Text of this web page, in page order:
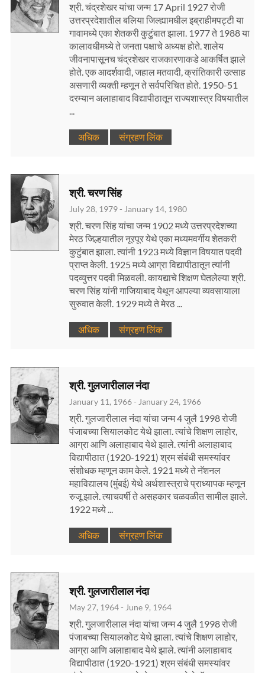
श्री. चंद्रशेखर यांचा जन्म 17 April 1927 रोजी
उत्तरप्रदेशातील बलिया जिल्ह्यामधील इब्राहीमपट्टी या
गावामध्ये एका शेतकरी कुटुंबात झाला. 1977 ते 1988 या
कालावधीमध्ये ते जनता पक्षाचे अध्यक्ष होते. शालेय
जीवनापासूनच चंद्रशेखर राजकारणाकडे आकर्षित झाले
होते. एक आदर्शवादी, जहाल मतवादी, क्रांतिकारी उत्साह
असणारी व्यक्ती म्हणून ते सर्वपरिचित होते. 1950-51
दरम्यान अलाहाबाद विद्यापीठातून राज्यशास्त्र विषयातील
...
अधिक संग्रहण लिंक
श्री. चरण सिंह
July 28, 1979 - January 14, 1980
श्री. चरण सिंह यांचा जन्म 1902 मध्ये उत्तरप्रदेशच्या
मेरठ जिल्हयातील नूरपूर येथे एका मध्यमवर्गीय शेतकरी
कुटुंबात झाला. त्यांनी 1923 मध्ये विज्ञान विषयात पदवी
प्राप्त केली. 1925 मध्ये आग्रा विद्यापीठातून त्यांनी
पदव्युत्तर पदवी मिळवली. कायद्याचे शिक्षण घेतलेल्या श्री.
चरण सिंह यांनी गाजियाबाद येथून आपल्या व्यवसायाला
सुरुवात केली. 1929 मध्ये ते मेरठ ...
अधिक संग्रहण लिंक
श्री. गुलजारीलाल नंदा
January 11, 1966 - January 24, 1966
श्री. गुलजारीलाल नंदा यांचा जन्म 4 जुलै 1998 रोजी
पंजाबच्या सियालकोट येथे झाला. त्यांचे शिक्षण लाहोर,
आग्रा आणि अलाहाबाद येथे झाले. त्यांनी अलाहाबाद
विद्यापीठात (1920-1921) श्रम संबंधी समस्यांवर
संशोधक म्हणून काम केले. 1921 मध्ये ते नॅशनल
महाविद्यालय (मुंबई) येथे अर्थशास्त्राचे प्राध्यापक म्हणून
रुजू झाले. त्याचवर्षी ते असहकार चळवळीत सामील झाले.
1922 मध्ये ...
अधिक संग्रहण लिंक
श्री. गुलजारीलाल नंदा
May 27, 1964 - June 9, 1964
श्री. गुलजारीलाल नंदा यांचा जन्म 4 जुलै 1998 रोजी
पंजाबच्या सियालकोट येथे झाला. त्यांचे शिक्षण लाहोर,
आग्रा आणि अलाहाबाद येथे झाले. त्यांनी अलाहाबाद
विद्यापीठात (1920-1921) श्रम संबंधी समस्यांवर